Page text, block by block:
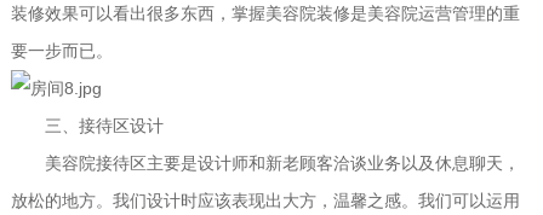
装修效果可以看出很多东西，掌握美容院装修是美容院运营管理的重
要一步而已。
三、接待区设计
美容院接待区主要是设计师和新老顾客洽谈业务以及休息聊天，
放松的地方。我们设计时应该表现出大方，温馨之感。我们可以运用